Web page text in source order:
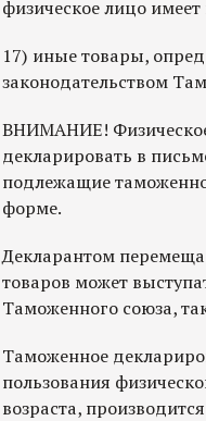
физическое лицо
17) иные товары,
законодательством
ВНИМАНИЕ!
декларировать в
подлежащие
форме.
Декларантом
товаров может
Таможенного союза,
Таможенное
пользования
возраста,